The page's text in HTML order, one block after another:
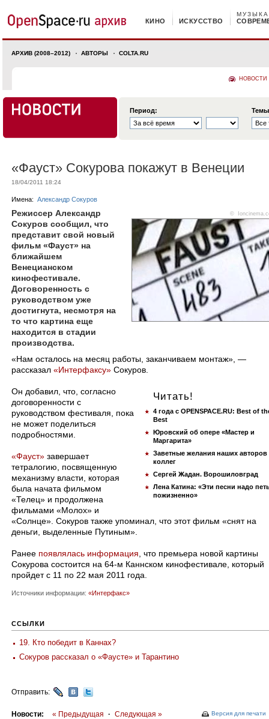
КИНО ИСКУССТВО
МУЗЫКА
АРХИВ (2008–2012) АВТОРЫ COLTA.RU
НОВОСТИ
Период:
«Фауст» Сокурова покажут в Венеции
18/04/2011 18:24
Имена: Александр Сокуров
©
Режиссер Александр
Сокуров сообщил, что
представит свой новый
фильм «Фауст» на
ближайшем
Венецианском
кинофестивале.
Договоренность с
руководством уже
достигнута, несмотря на
то что картина еще
находится в стадии
производства.
​«Нам осталось на месяц работы, заканчиваем монтаж», —
рассказал «Интерфаксу» Сокуров.
Читать!
4 года с OPENSPACE.RU: Best of
Best
Юровский об опере «Мастер и
Маргарита»
Заветные желания наших авторов
коллег
Сергей Жадан. Ворошиловград
Лена Катина: «Эти песни надо
пожизненно»
Он добавил, что, согласно
договоренности с
руководством фестиваля, пока
не может поделиться
подробностями.
«Фауст» завершает
тетралогию, посвященную
механизму власти, которая
была начата фильмом
«Телец» и продолжена
фильмами «Молох» и
«Солнце». Сокуров также упоминал, что этот фильм «снят на
деньги, выделенные Путиным».
Ранее появлялась информация , что премьера новой картины
Сокурова состоится на 64-м Каннском кинофестивале, который
пройдет с 11 по 22 мая 2011 года.
Источники информации: «Интерфакс»
ССЫЛКИ
19. Кто победит в Каннах?
Сокуров рассказал о «Фаусте» и Тарантино
Отправить:
Версия для печати
Новости: « Предыдущая · Следующая »